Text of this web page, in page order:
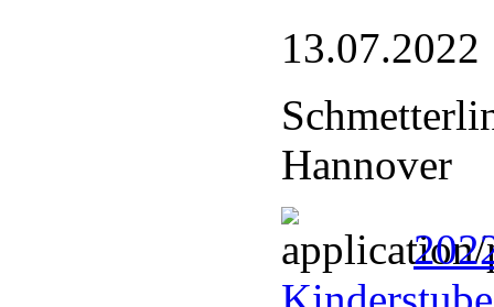
13.07.2022
Hannover